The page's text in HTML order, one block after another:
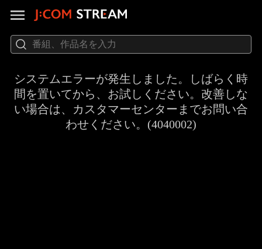
システムエラーが発生しました。しばらく時
間を置いてから、お試しください。改善しな
い場合は、カスタマーセンターまでお問い合
わせください。(4040002)